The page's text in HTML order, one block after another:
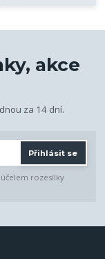
akce
za 14 dní.
Přihlásit se
účelem rozesílky